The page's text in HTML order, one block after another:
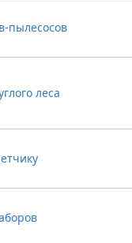
пылесосов
леса